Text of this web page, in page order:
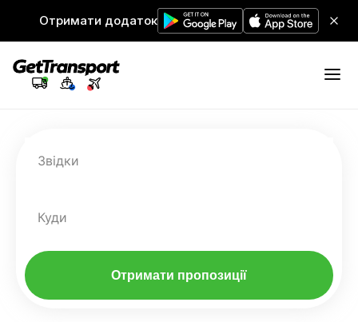
Отримати додаток
Звідки
Куди
Отримати пропозиції